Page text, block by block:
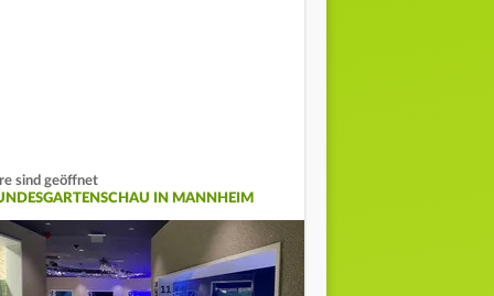
sind geöffnet
IN MANNHEIM